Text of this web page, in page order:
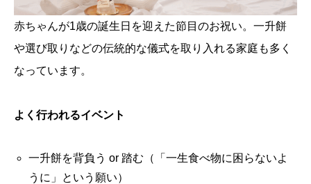
赤ちゃんが1歳の誕生日を迎えた節目のお祝い。一升餅
や選び取りなどの伝統的な儀式を取り入れる家庭も多く
なっています。
よく行われるイベント
一升餅を背負う or 踏む（「一生食べ物に困らないよ
うに」という願い）